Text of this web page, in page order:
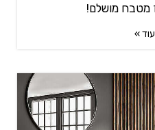
מטבח מושלם!
»